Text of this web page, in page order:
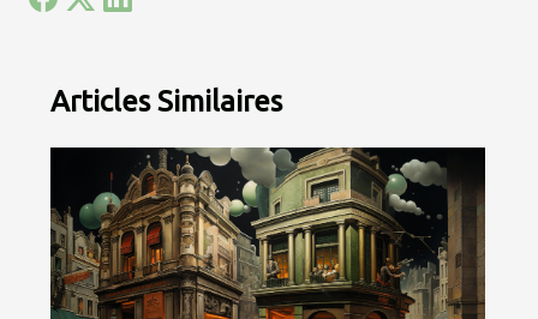
Articles Similaires